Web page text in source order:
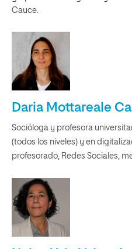
Cauce.
Daria Mottareale
Socióloga y profesora
(todos los niveles) y en
profesorado, Redes Sociales,